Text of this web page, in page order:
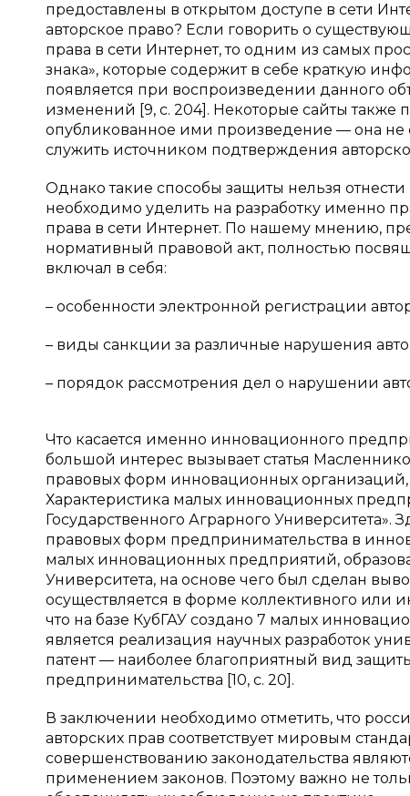
предоставлены в открытом доступе в сети
авторское право? Если говорить о
права в сети Интернет, то одним из самых
знака», которые содержит в себе краткую
появляется при воспроизведении данного
изменений [9, с. 204]. Некоторые сайты также
опубликованное ими произведение — она не
служить источником подтверждения
Однако такие способы защиты нельзя
необходимо уделить на разработку именно
права в сети Интернет. По нашему мнению,
нормативный правовой акт, полностью
включал в себя:
– особенности электронной регистрации
– виды санкции за различные нарушения
– порядок рассмотрения дел о нарушении
Что касается именно инновационного
большой интерес вызывает статья
правовых форм инновационных
Характеристика малых инновационных
Государственного Аграрного
правовых форм предпринимательства в
малых инновационных предприятий,
Университета, на основе чего был сделан
осуществляется в форме коллективного или
что на базе КубГАУ создано 7 малых
является реализация научных разработок
патент — наиболее благоприятный вид
предпринимательства [10, с. 20].
В заключении необходимо отметить, что
авторских прав соответствует мировым
совершенствованию законодательства
применением законов. Поэтому важно не